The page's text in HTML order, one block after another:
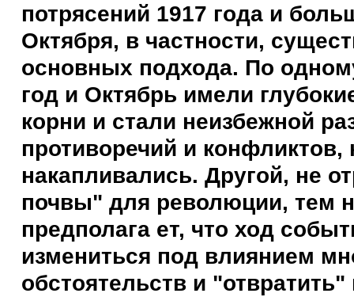
потрясений 1917 года и
Октября, в частности,
основных подхода. По
год и Октябрь имели
корни и стали неизбежной
противоречий и конфликтов,
накапливались. Другой, не
почвы" для революции, тем
предполага ет, что ход
измениться под влиянием
обстоятельств и